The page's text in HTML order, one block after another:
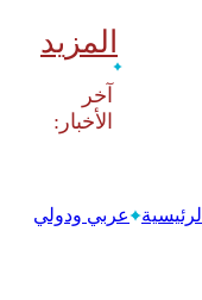
المزيد
‫آخر
الرئيسية عربي ودولي